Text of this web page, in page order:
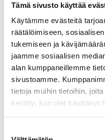
Tämä sivusto käyttää
Käytämme evästeitä
räätälöimiseen,
tukemiseen ja
jaamme sosiaalisen
alan kumppaneillemme
sivustoamme.
tietoja muihin tietoihin,
kerätty, kun olet käyttänyt
alan ammattilaisia, kuten
lähihoitajia. Nämä
rahapelaamisesta on
haittaa. Ongelmaa
Ammattilaisten
ovat ilahduttaneet
”On hienoa huomata,
kaikenikäisten kanssa